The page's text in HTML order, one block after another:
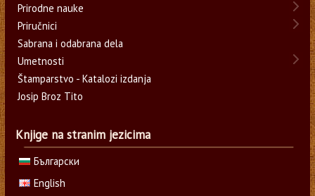
Prirodne nauke
Priručnici
Sabrana i odabrana dela
Umetnosti
Štamparstvo - Katalozi izdanja
Josip Broz Tito
Knjige na stranim jezicima
Български
English